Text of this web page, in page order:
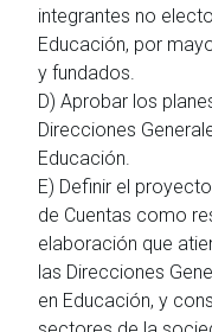
integrantes no
Educación, por
y fundados.
D) Aprobar los
Direcciones
Educación.
E) Definir el
de Cuentas como
elaboración que
las Direcciones
en Educación, y